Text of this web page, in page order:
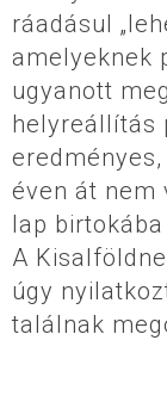
ráadásul
amelyeknek
ugyanott
helyreállítás
éven át nem
lap
A
úgy
találnak